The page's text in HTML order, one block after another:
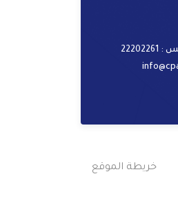
خريطة الموقع